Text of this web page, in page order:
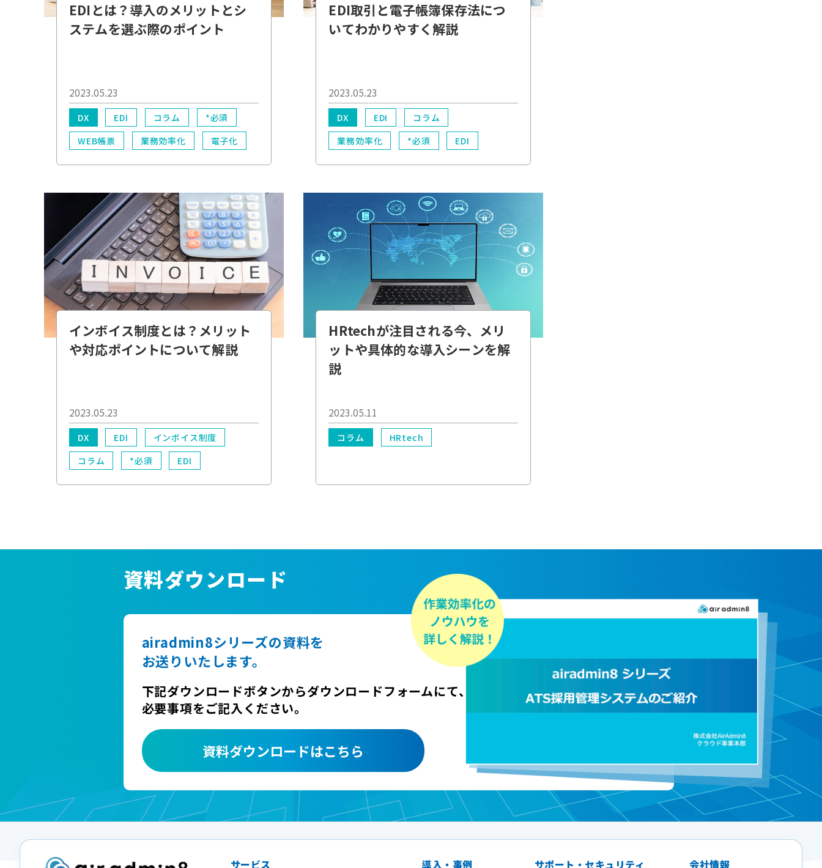
EDIとは？導入のメリットとシ
ステムを選ぶ際のポイント
2023.05.23
DX EDI コラム
*必須
WEB帳票
業務効率化 電子化
EDI取引と電子帳簿保存法につ
いてわかりやすく解説
2023.05.23
DX EDI
コラム
業務効率化
*必須
EDI
WEB帳票
電子化
インボイス制度とは？メリット
や対応ポイントについて解説
2023.05.23
DX EDI
インボイス制度
コラム
*必須
EDI
WEB帳票
インボイス
HRtechが注目される今、メリ
ットや具体的な導入シーンを解
説
2023.05.11
コラム HRtech
資料ダウンロード
airadmin8シリーズの資料を
お送りいたします。
下記ダウンロードボタンからダウンロードフォームにて、
必要事項をご記入ください。
資料ダウンロードはこちら
サービス 導入・事例 サポート・セキュリティ 会社情報